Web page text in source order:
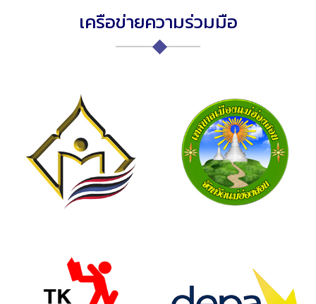
เครือข่ายความร่วมมือ